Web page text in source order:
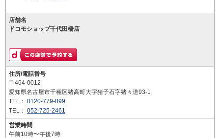
店舗名
ドコモショップ千代田橋店
住所/電話番号
〒464-0012
愛知県名古屋市千種区猪高町大字猪子石字猪々道93-1
TEL： 0120-779-899
TEL： 052-725-2461
営業時間
午前10時〜午後7時